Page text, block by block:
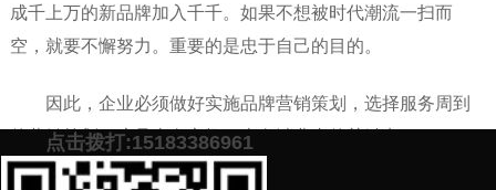
成千上万的新品牌加入千千。如果不想被时代潮流一扫而
空，就要不懈努力。重要的是忠于自己的目的。
因此，企业必须做好实施品牌营销策划，选择服务周到
的营销策划，这是走向市场、走向消费者的关键点。
预约营销老师 添加微信号：
点击拨打:15183386961